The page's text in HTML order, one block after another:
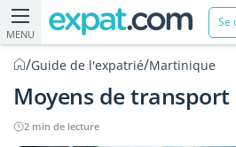
MENU
Se
/Guide de l'expatrié/Martinique
Moyens de
2 min de lecture